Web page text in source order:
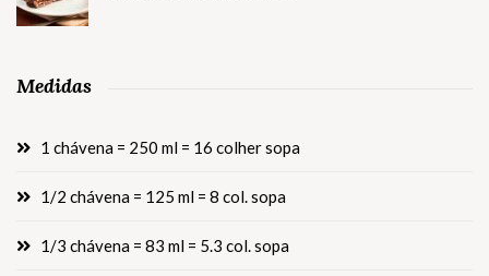
Medidas
1 chávena = 250 ml = 16 colher sopa
1/2 chávena = 125 ml = 8 col. sopa
1/3 chávena = 83 ml = 5.3 col. sopa